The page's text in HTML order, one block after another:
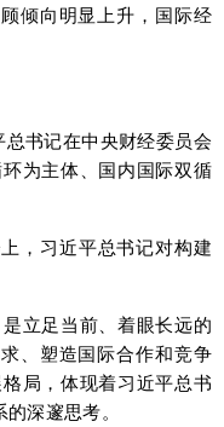
倾向明显上升，国际经
书记在中央财经委员会
为主体、国内国际双循
，习近平总书记对构建
立足当前、着眼长远的
、塑造国际合作和竞争
局，体现着习近平总书
深邃思考。